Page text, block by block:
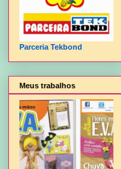
Parceria Tekbond
Meus trabalhos